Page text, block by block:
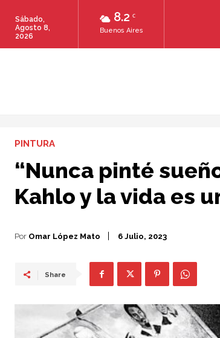
8.2 C
Buenos Aires
Sábado,
Agosto 8,
2026
PINTURA
“Nunca pinté
Kahlo y la vida es
Por Omar López Mato 6 Julio, 2023
Share